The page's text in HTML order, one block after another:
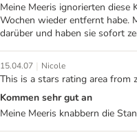
Meine Meeris ignorierten diese
Wochen wieder entfernt habe.
darüber und haben sie sofort
15.04.07 | Nicole
This is a stars rating area from
Kommen sehr gut an
Meine Meeris knabbern die